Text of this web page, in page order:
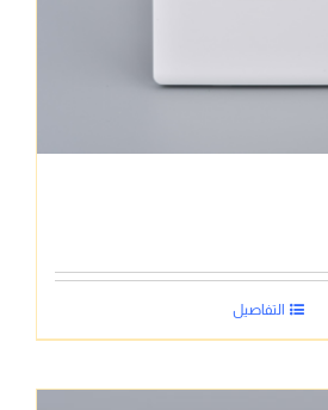
التفاصيل